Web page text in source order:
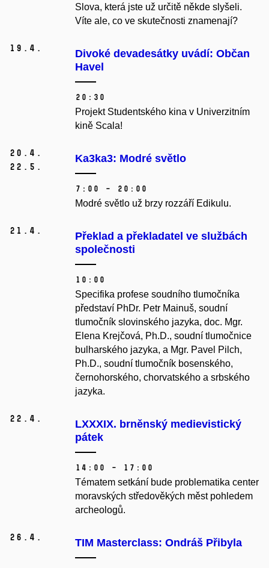
Slova, která jste už určitě někde slyšeli.
Víte ale, co ve skutečnosti znamenají?
19. 4.
Divoké devadesátky uvádí: Občan
Havel
20:30
Projekt Studentského kina v Univerzitním
kině Scala!
20. 4.
22. 5.
Ka3ka3: Modré světlo
7:00 – 20:00
Modré světlo už brzy rozzáří Edikulu.
21. 4.
Překlad a překladatel ve službách
společnosti
10:00
Specifika profese soudního tlumočníka
představí PhDr. Petr Mainuš, soudní
tlumočník slovinského jazyka, doc. Mgr.
Elena Krejčová, Ph.D., soudní tlumočnice
bulharského jazyka, a Mgr. Pavel Pilch,
Ph.D., soudní tlumočník bosenského,
černohorského, chorvatského a srbského
jazyka.
22. 4.
LXXXIX. brněnský medievistický
pátek
14:00 – 17:00
Tématem setkání bude problematika center
moravských středověkých měst pohledem
archeologů.
26. 4. TIM Masterclass: Ondráš Přibyla